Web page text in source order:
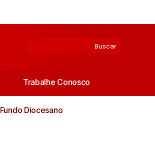
Trabalhe Conosco
Fundo Diocesano